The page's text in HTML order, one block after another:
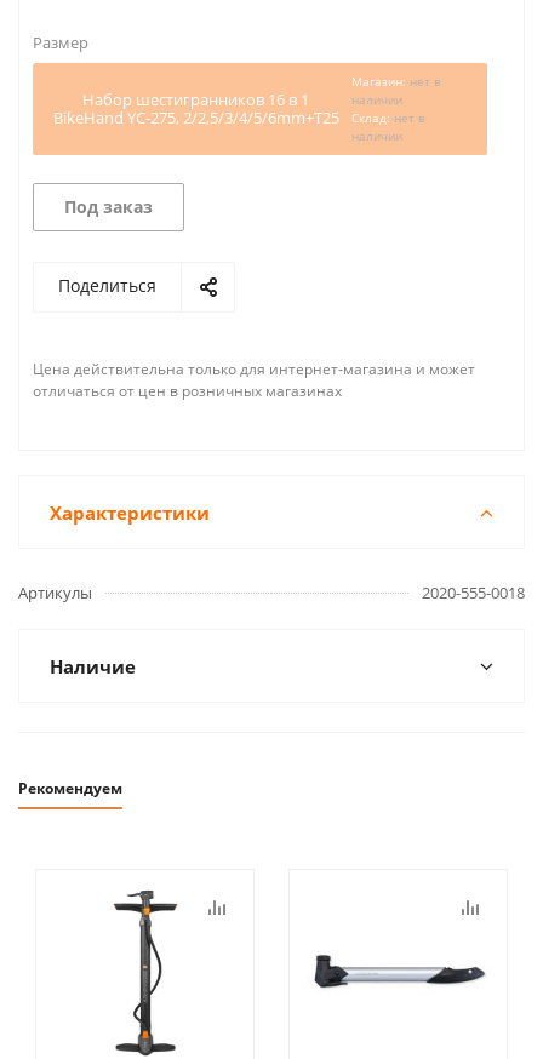
Размер
Набор шестигранников 16 в 1
BikeHand YC-275, 2/2,5/3/4/5/6mm+Т25
Магазин: нет в
наличии
Склад: нет в
наличии
Под заказ
Поделиться
Цена действительна только для интернет-магазина и может
отличаться от цен в розничных магазинах
Характеристики
Артикулы 2020-555-0018
Наличие
Рекомендуем